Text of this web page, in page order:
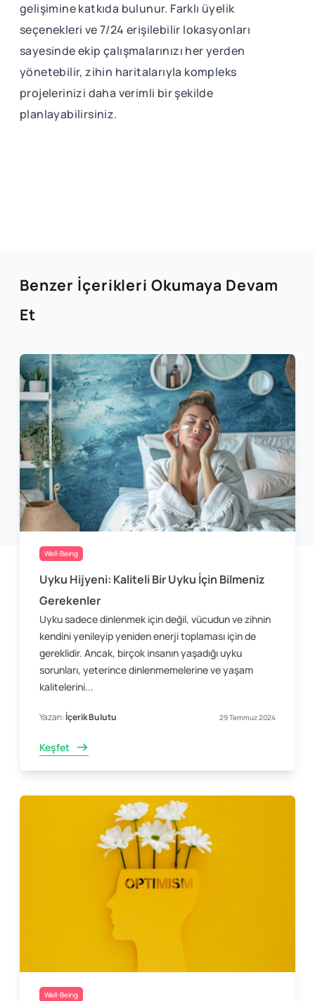
gelişimine katkıda bulunur. Farklı üyelik
seçenekleri ve 7/24 erişilebilir lokasyonları
sayesinde ekip çalışmalarınızı her yerden
yönetebilir, zihin haritalarıyla kompleks
projelerinizi daha verimli bir şekilde
planlayabilirsiniz.
Benzer İçerikleri Okumaya Devam
Et
Well-Being
Uyku Hijyeni: Kaliteli Bir Uyku İçin Bilmeniz
Gerekenler
Uyku sadece dinlenmek için değil, vücudun ve zihnin
kendini yenileyip yeniden enerji toplaması için de
gereklidir. Ancak, birçok insanın yaşadığı uyku
sorunları, yeterince dinlenmemelerine ve yaşam
kalitelerini...
Yazan:İçerik Bulutu 29 Temmuz 2024
Keşfet
Well-Being